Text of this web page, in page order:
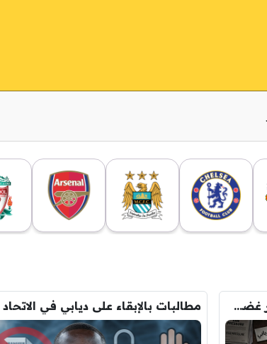
بعد أنباء رحيله .. اسم بديل ديابي يفجر غضب جماهير الاتحاد